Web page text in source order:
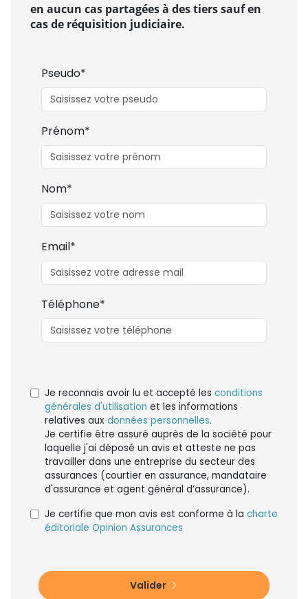
en aucun cas partagées à des tiers sauf en
cas de réquisition judiciaire.
Pseudo*
Prénom*
Nom*
Email*
Téléphone*
Je reconnais avoir lu et accepté les conditions
générales d'utilisation et les informations
relatives aux données personnelles.
Je certifie être assuré auprès de la société pour
laquelle j'ai déposé un avis et atteste ne pas
travailler dans une entreprise du secteur des
assurances (courtier en assurance, mandataire
d'assurance et agent général d’assurance).
Je certifie que mon avis est conforme à la charte
éditoriale Opinion Assurances
Valider